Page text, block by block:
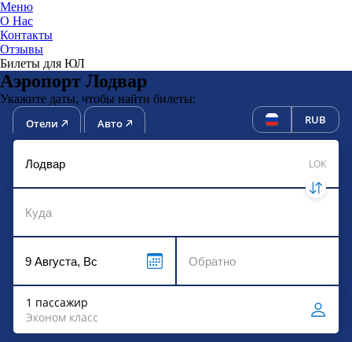
Меню
О Нас
Контакты
Отзывы
Билеты для ЮЛ
Аэропорт Лодвар
Укажите даты, чтобы найти билеты:
Отели Авто RUB
LOK
1 пассажир
Эконом класс